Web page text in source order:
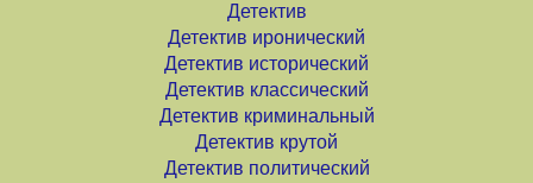
Детектив
Детектив иронический
Детектив исторический
Детектив классический
Детектив криминальный
Детектив крутой
Детектив политический